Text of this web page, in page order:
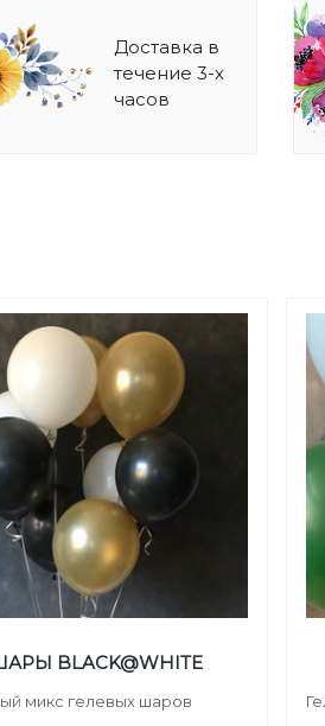
Доставка в
течение 3-х
часов
BLACK@WHITE
микс гелевых шаров